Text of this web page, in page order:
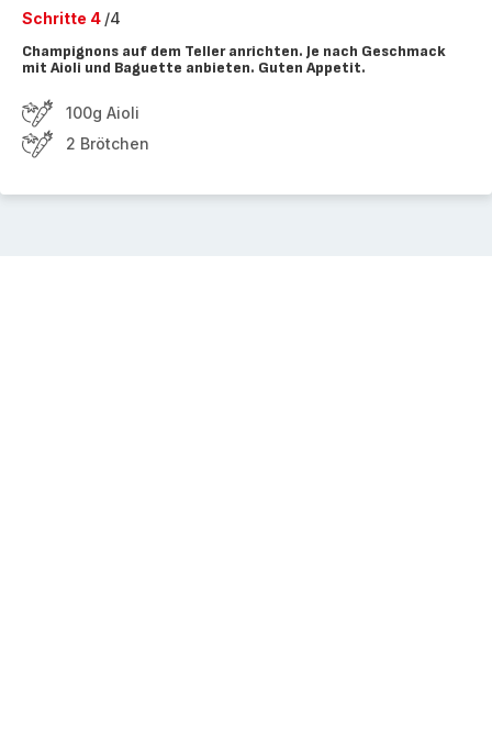
Schritte 4 /4
Champignons auf dem Teller anrichten. Je nach Geschmack
mit Aioli und Baguette anbieten. Guten Appetit.
100g Aioli
2 Brötchen